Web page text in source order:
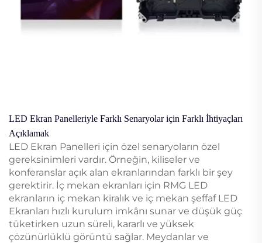
LED Ekran Panelleriyle Farklı Senaryolar için Farklı İhtiyaçları
Açıklamak
LED Ekran Panelleri için özel senaryoların özel
gereksinimleri vardır. Örneğin, kiliseler ve
konferanslar açık alan ekranlarından farklı bir şey
gerektirir. İç mekan ekranları için RMG LED
ekranların iç mekan kiralık ve iç mekan şeffaf LED
Ekranları hızlı kurulum imkânı sunar ve düşük güç
tüketirken uzun süreli, kararlı ve yüksek
çözünürlüklü görüntü sağlar. Meydanlar ve